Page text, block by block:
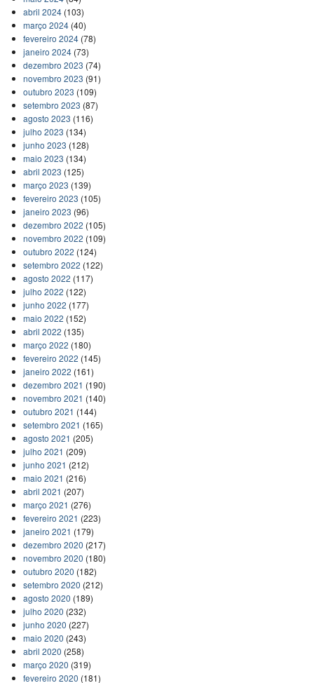
abril 2024(103)
março 2024(40)
fevereiro 2024(78)
janeiro 2024(73)
dezembro 2023 (74)
novembro 2023 (91)
outubro 2023 (109)
setembro 2023 (87)
agosto 2023 (116)
julho 2023 (134)
junho 2023 (128)
maio 2023 (134)
abril 2023 (125)
março 2023 (139)
fevereiro 2023 (105)
janeiro 2023 (96)
dezembro 2022 (105)
novembro 2022 (109)
outubro 2022 (124)
setembro 2022 (122)
agosto 2022 (117)
julho 2022 (122)
junho 2022 (177)
maio 2022 (152)
abril 2022 (135)
março 2022 (180)
fevereiro 2022 (145)
janeiro 2022 (161)
dezembro 2021 (190)
novembro 2021 (140)
outubro 2021 (144)
setembro 2021 (165)
agosto 2021 (205)
julho 2021 (209)
junho 2021 (212)
maio 2021 (216)
abril 2021 (207)
março 2021 (276)
fevereiro 2021 (223)
janeiro 2021 (179)
dezembro 2020 (217)
novembro 2020 (180)
outubro 2020 (182)
setembro 2020 (212)
agosto 2020 (189)
julho 2020 (232)
junho 2020 (227)
maio 2020 (243)
abril 2020 (258)
março 2020 (319)
fevereiro 2020 (181)